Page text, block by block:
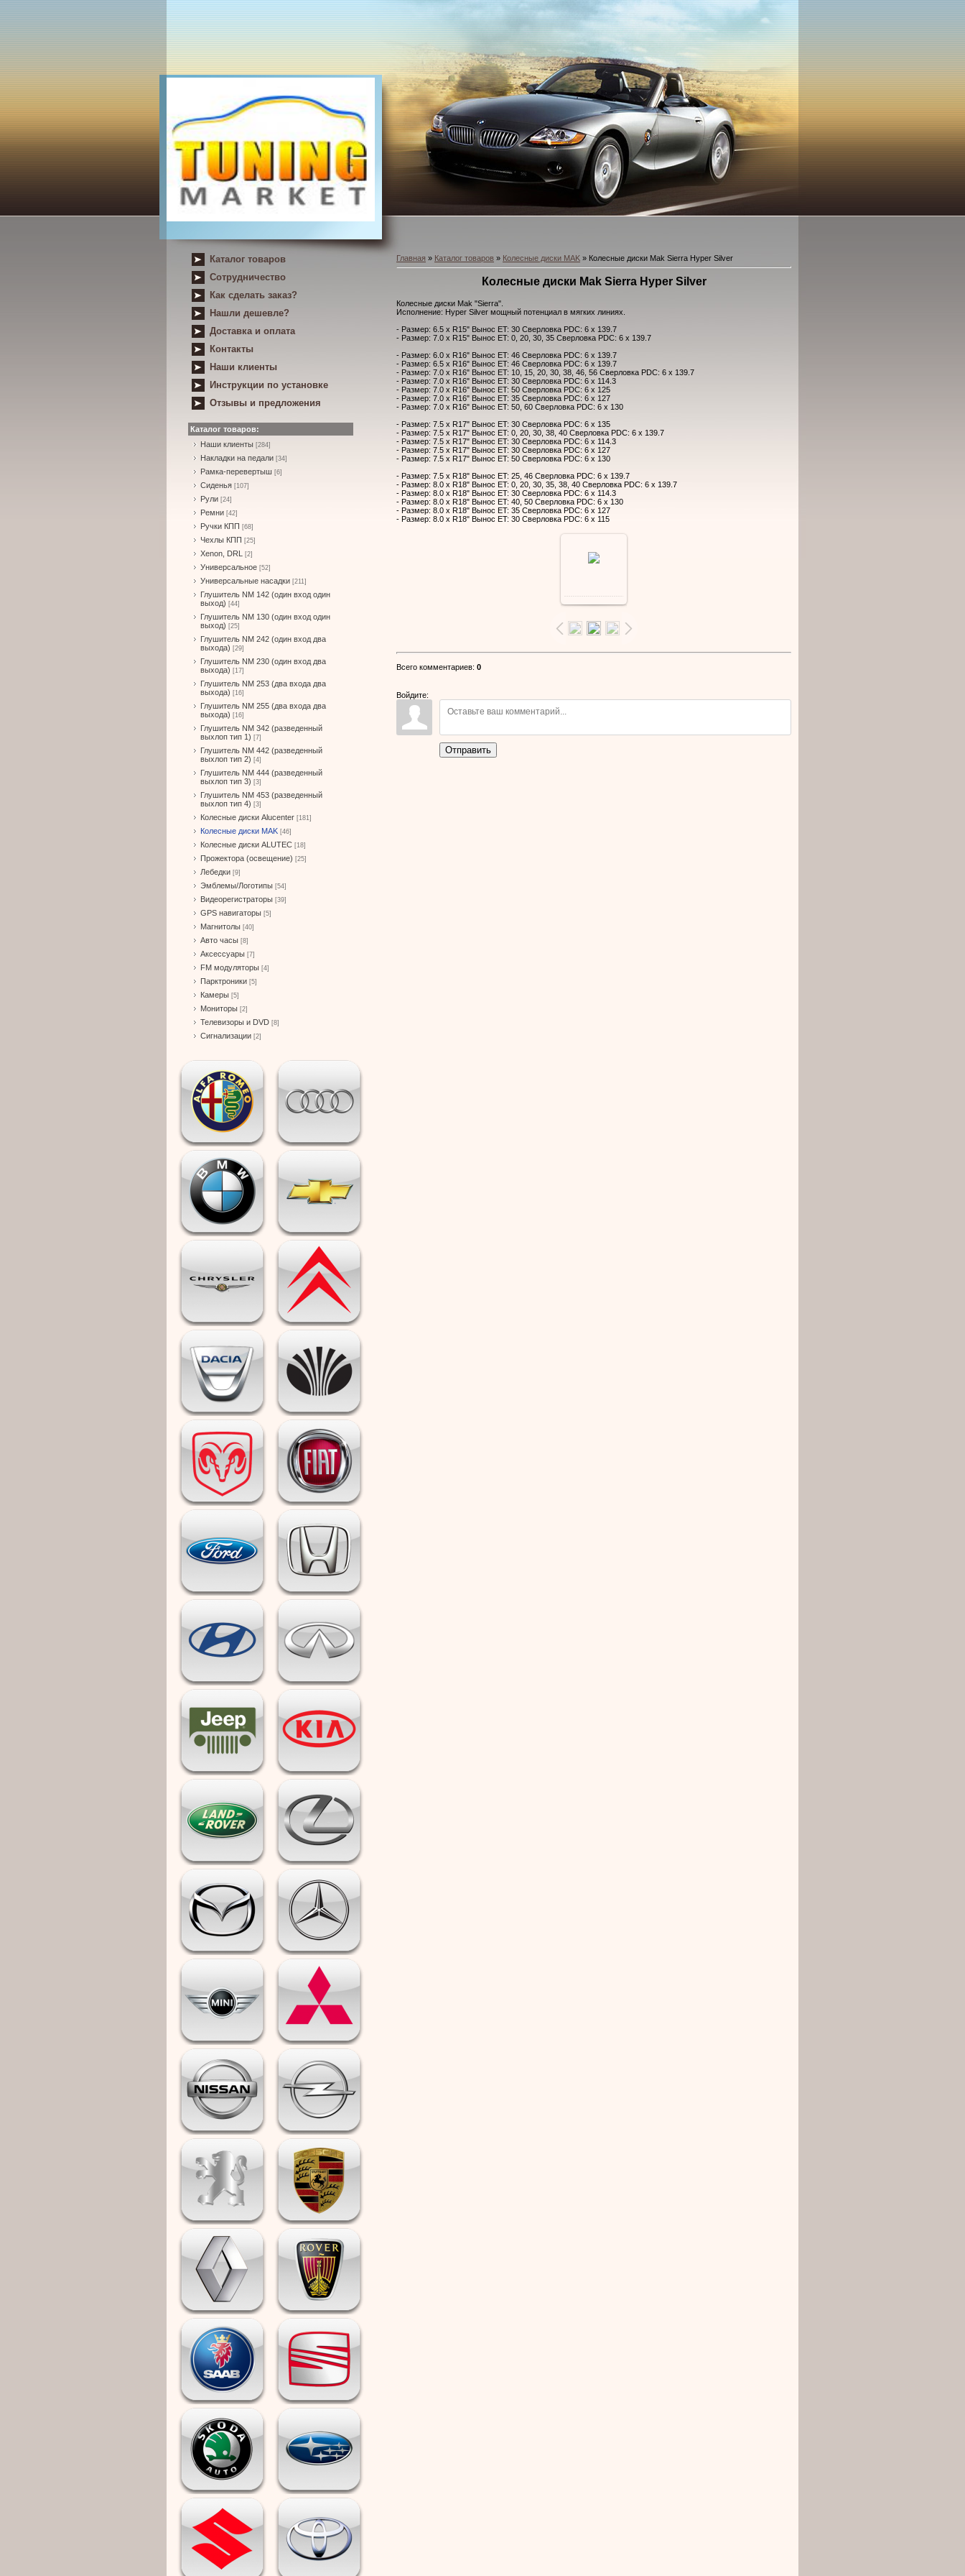
Каталог товаров
Сотрудничество
Как сделать заказ?
Нашли дешевле?
Доставка и оплата
Контакты
Наши клиенты
Инструкции по установке
Отзывы и предложения
Каталог товаров:
Наши клиенты [284]
Накладки на педали [34]
Рамка-перевертыш [6]
Сиденья [107]
Рули [24]
Ремни [42]
Ручки КПП [68]
Чехлы КПП [25]
Xenon, DRL [2]
Универсальное [52]
Универсальные насадки [211]
Глушитель NM 142 (один вход один
выход) [44]
Глушитель NM 130 (один вход один
выход) [25]
Глушитель NM 242 (один вход два
выхода) [29]
Глушитель NM 230 (один вход два
выхода) [17]
Глушитель NM 253 (два входа два
выхода) [16]
Глушитель NM 255 (два входа два
выхода) [16]
Глушитель NM 342 (разведенный
выхлоп тип 1) [7]
Глушитель NM 442 (разведенный
выхлоп тип 2) [4]
Глушитель NM 444 (разведенный
выхлоп тип 3) [3]
Глушитель NM 453 (разведенный
выхлоп тип 4) [3]
Колесные диски Alucenter [181]
Колесные диски MAK [46]
Колесные диски ALUTEC [18]
Прожектора (освещение) [25]
Лебедки [9]
Эмблемы/Логотипы [54]
Видеорегистраторы [39]
GPS навигаторы [5]
Магнитолы [40]
Авто часы [8]
Аксессуары [7]
FM модуляторы [4]
Парктроники [5]
Камеры [5]
Мониторы [2]
Телевизоры и DVD [8]
Сигнализации [2]
Главная » Каталог товаров » Колесные диски MAK » Колесные диски Mak Sierra Hyper Silver
Колесные диски Mak Sierra Hyper Silver
Колесные диски Mak "Sierra".
Исполнение: Hyper Silver мощный потенциал в мягких линиях.
- Размер: 6.5 x R15" Вынос ET: 30 Сверловка PDC: 6 x 139.7
- Размер: 7.0 x R15" Вынос ET: 0, 20, 30, 35 Сверловка PDC: 6 x 139.7
- Размер: 6.0 x R16" Вынос ET: 46 Сверловка PDC: 6 x 139.7
- Размер: 6.5 x R16" Вынос ET: 46 Сверловка PDC: 6 x 139.7
- Размер: 7.0 x R16" Вынос ET: 10, 15, 20, 30, 38, 46, 56 Сверловка PDC: 6 x 139.7
- Размер: 7.0 x R16" Вынос ET: 30 Сверловка PDC: 6 x 114.3
- Размер: 7.0 x R16" Вынос ET: 50 Сверловка PDC: 6 x 125
- Размер: 7.0 x R16" Вынос ET: 35 Сверловка PDC: 6 x 127
- Размер: 7.0 x R16" Вынос ET: 50, 60 Сверловка PDC: 6 x 130
- Размер: 7.5 x R17" Вынос ET: 30 Сверловка PDC: 6 x 135
- Размер: 7.5 x R17" Вынос ET: 0, 20, 30, 38, 40 Сверловка PDC: 6 x 139.7
- Размер: 7.5 x R17" Вынос ET: 30 Сверловка PDC: 6 x 114.3
- Размер: 7.5 x R17" Вынос ET: 30 Сверловка PDC: 6 x 127
- Размер: 7.5 x R17" Вынос ET: 50 Сверловка PDC: 6 x 130
- Размер: 7.5 x R18" Вынос ET: 25, 46 Сверловка PDC: 6 x 139.7
- Размер: 8.0 x R18" Вынос ET: 0, 20, 30, 35, 38, 40 Сверловка PDC: 6 x 139.7
- Размер: 8.0 x R18" Вынос ET: 30 Сверловка PDC: 6 x 114.3
- Размер: 8.0 x R18" Вынос ET: 40, 50 Сверловка PDC: 6 x 130
- Размер: 8.0 x R18" Вынос ET: 35 Сверловка PDC: 6 x 127
- Размер: 8.0 x R18" Вынос ET: 30 Сверловка PDC: 6 x 115
Всего комментариев: 0
Войдите:
Отправить